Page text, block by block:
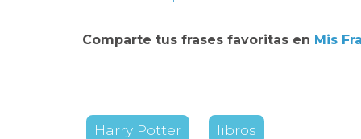
Comparte tus frases favoritas en Mis
Harry Potter libros